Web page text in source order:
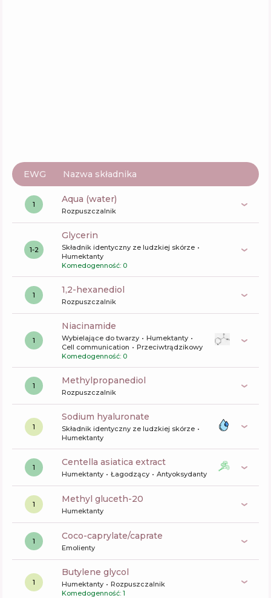
EWG Nazwa składnika
1 aqua (water)
Rozpuszczalnik
1-2
glycerin
Składnik identyczny ze ludzkiej skórze
Humektanty
Komedogenność: 0
1 1,2-hexanediol
Rozpuszczalnik
1
niacinamide
Wybielające do twarzy
Humektanty
Cell communication
Przeciwtrądzikowy
Komedogenność: 0
1 methylpropanediol
Rozpuszczalnik
1
sodium hyaluronate
Składnik identyczny ze ludzkiej skórze
Humektanty
1 centella asiatica extract
Humektanty Łagodzący Antyoksydanty
1 methyl gluceth-20
Humektanty
1 coco-caprylate/caprate
Emolienty
1
butylene glycol
Humektanty
Rozpuszczalnik
Komedogenność: 1